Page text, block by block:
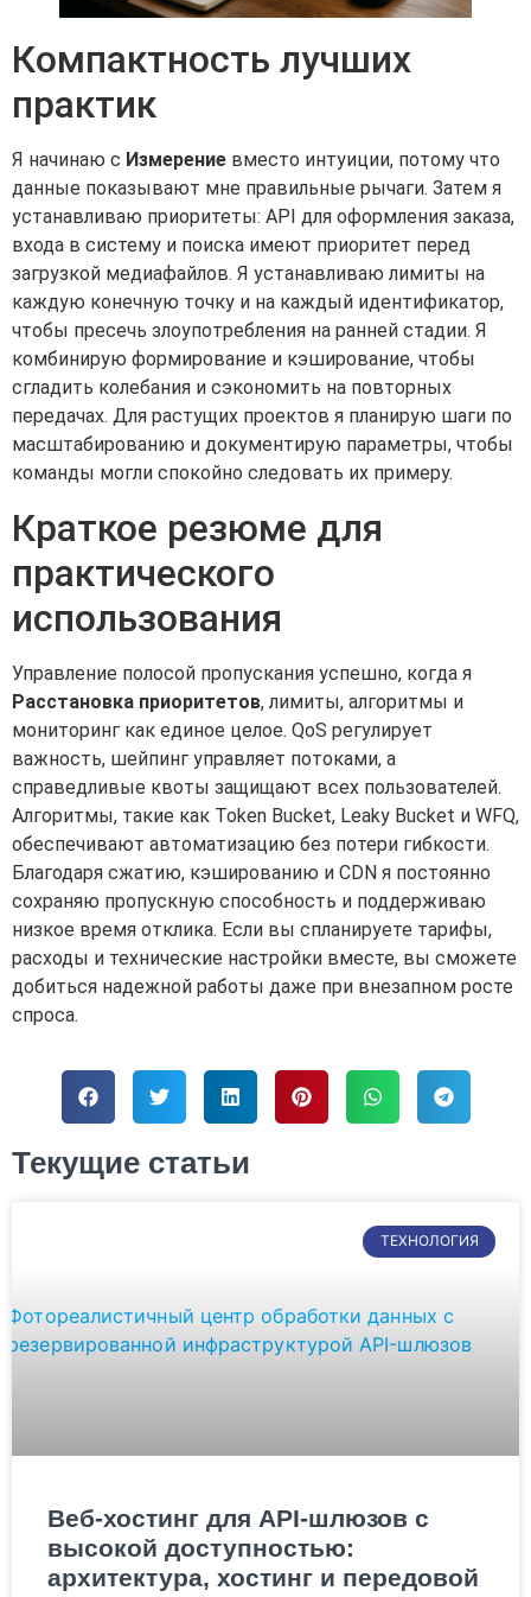
Компактность лучших
практик
Я начинаю с Измерение вместо интуиции, потому что
данные показывают мне правильные рычаги. Затем я
устанавливаю приоритеты: API для оформления заказа,
входа в систему и поиска имеют приоритет перед
загрузкой медиафайлов. Я устанавливаю лимиты на
каждую конечную точку и на каждый идентификатор,
чтобы пресечь злоупотребления на ранней стадии. Я
комбинирую формирование и кэширование, чтобы
сгладить колебания и сэкономить на повторных
передачах. Для растущих проектов я планирую шаги по
масштабированию и документирую параметры, чтобы
команды могли спокойно следовать их примеру.
Краткое резюме для
практического
использования
Управление полосой пропускания успешно, когда я
Расстановка приоритетов, лимиты, алгоритмы и
мониторинг как единое целое. QoS регулирует
важность, шейпинг управляет потоками, а
справедливые квоты защищают всех пользователей.
Алгоритмы, такие как Token Bucket, Leaky Bucket и WFQ,
обеспечивают автоматизацию без потери гибкости.
Благодаря сжатию, кэшированию и CDN я постоянно
сохраняю пропускную способность и поддерживаю
низкое время отклика. Если вы спланируете тарифы,
расходы и технические настройки вместе, вы сможете
добиться надежной работы даже при внезапном росте
спроса.
Текущие статьи
ТЕХНОЛОГИЯ
Веб-хостинг для API-шлюзов с
высокой доступностью:
архитектура, хостинг и передовой